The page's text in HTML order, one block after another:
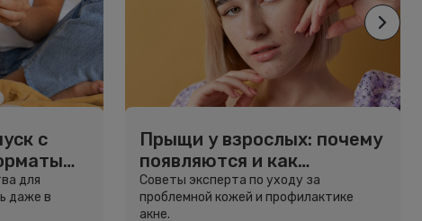
с
для
даже в
Прыщи у взрослых: почему
появляются и как
избавиться
Советы эксперта по уходу за
проблемной кожей и профилактике
акне.